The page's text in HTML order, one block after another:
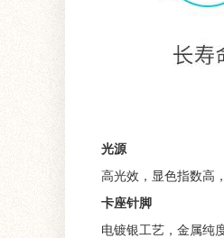
光源
高光效，显色指数高
卡座针脚
电镀银工艺，金属纯